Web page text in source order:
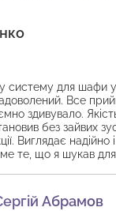
систему для шафи у
Все
здивувало.
без зайвих
Виглядає
те, що я шукав
Абрамов